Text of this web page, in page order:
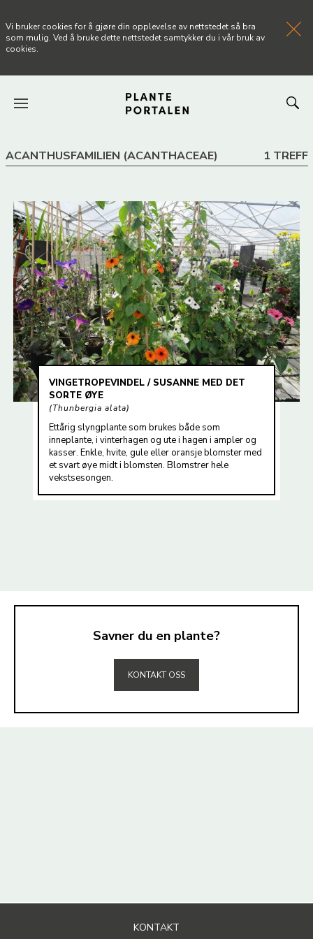
ARTIKLER
OM PLANTEPORTALEN
KONTAKT
Vi bruker cookies for å gjøre din opplevelse av nettstedet så bra
som mulig. Ved å bruke dette nettstedet samtykker du i vår bruk av
cookies.
ACANTHUSFAMILIEN (ACANTHACEAE) 1 TREFF
VINGETROPEVINDEL / SUSANNE MED DET
SORTE ØYE
Thunbergia alata
Ettårig slyngplante som brukes både som
inneplante, i vinterhagen og ute i hagen i ampler og
kasser. Enkle, hvite, gule eller oransje blomster med
et svart øye midt i blomsten. Blomstrer hele
vekstsesongen.
Savner du en plante?
KONTAKT OSS
KONTAKT